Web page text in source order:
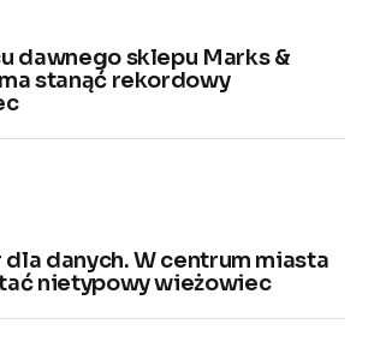
dawnego sklepu Marks &
stanąć rekordowy
danych. W centrum miasta
nietypowy wieżowiec